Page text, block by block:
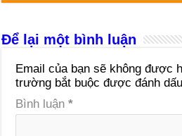
Để lại một bình luận
Email của bạn sẽ không được
trường bắt buộc được đánh
Bình luận*